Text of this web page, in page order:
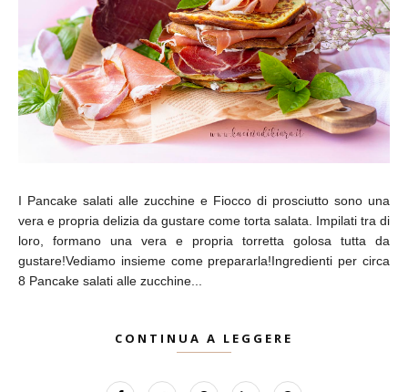
I Pancake salati alle zucchine e Fiocco di prosciutto sono una
vera e propria delizia da gustare come torta salata. Impilati tra di
loro, formano una vera e propria torretta golosa tutta da
gustare!Vediamo insieme come prepararla!Ingredienti per circa
8 Pancake salati alle zucchine...
CONTINUA A LEGGERE